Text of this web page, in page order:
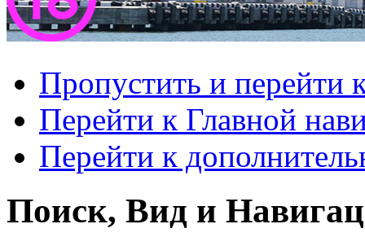
Пропустить и перейти
Перейти к Главной
Перейти к
Поиск, Вид и